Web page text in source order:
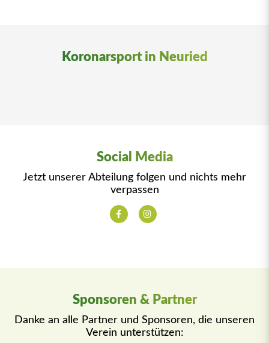
Koronarsport in Neuried
Social Media
Jetzt unserer Abteilung folgen und nichts mehr
verpassen
Sponsoren & Partner
Danke an alle Partner und Sponsoren, die unseren
Verein unterstützen: